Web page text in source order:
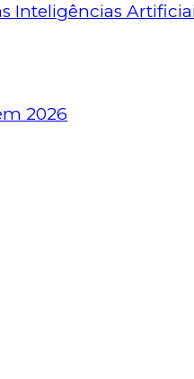
Inteligências
2026